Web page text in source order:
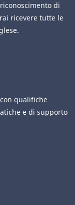
di
ricevere tutte le
qualifiche
e di supporto